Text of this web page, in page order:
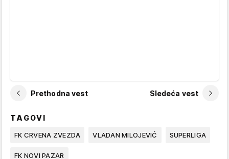
Prethodna vest Sledeća vest
TAGOVI
FK CRVENA ZVEZDA VLADAN MILOJEVIĆ SUPERLIGA
FK NOVI PAZAR